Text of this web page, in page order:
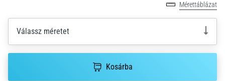
Plantar
Fasciitis:
Tünetek,
és
Mérettáblázat
Válassz méretet
Kosárba